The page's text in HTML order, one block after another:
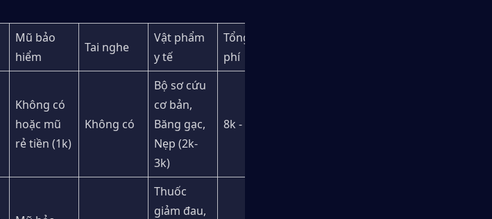
Mũ bảo
hiểm
Tai nghe
Vật phẩm
y tế
Tổng chi
phí
Không có
hoặc mũ
rẻ tiền (1k)
Không có
Bộ sơ cứu
cơ bản,
Băng gạc,
Nẹp (2k-
3k)
8k - 14k
Thuốc
giảm đau,